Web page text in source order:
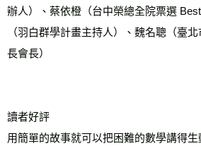
辦人）、蔡依橙（台中榮總全院票選
（羽白群學計畫主持人）、魏名聰（臺
長會長）
讀者好評
用簡單的故事就可以把困難的數學講得